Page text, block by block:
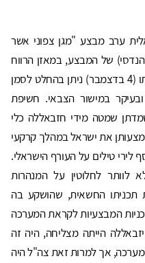
ערב מבצע "מגן צפוני אשר
של המבצע, במאזן הרווח
וההפסד לישראל כחודש לאחר תחילתו (4 בדצמבר) ניתן בהחלט לסמן
במישור הצבאי. חשיפת
שמטה מידי חזבאללה כלי
את ישראל במהלך קרקעי
לירי טילים על העורף הישראלי.
לוותר לחלוטין על המנהרות
תכניתו החשאית, שהושקע בה
המבצעיות לקראת המערכה
הייתה מצליחה, היה זה
אך למרות זאת צה"ל היה